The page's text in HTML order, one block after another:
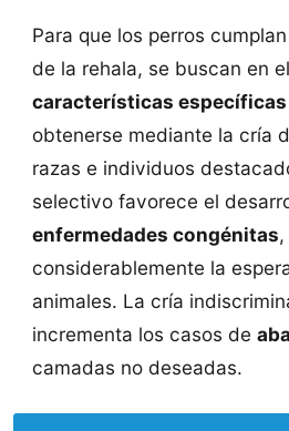
Para que los perros
de la rehala, se buscan en
características específicas
obtenerse mediante la cría
razas e individuos
selectivo favorece el
enfermedades congénitas
considerablemente la
animales. La cría
incrementa los casos de
camadas no deseadas.